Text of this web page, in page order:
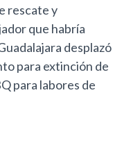
rescate y
que habría
desplazó
para extinción de
para labores de